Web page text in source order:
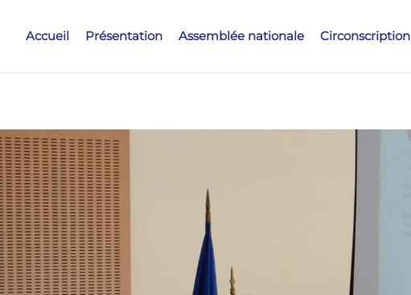
Accueil Présentation Assemblée nationale Circonscription